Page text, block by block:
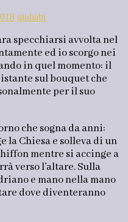
giuliabi
specchiarsi avvolta nel
ed io scorgo nei
in quel momento: il
sul bouquet che
per il suo
che sogna da anni:
la Chiesa e solleva di un
mentre si accinge a
verso l’altare. Sulla
e mano nella mano
dove diventeranno